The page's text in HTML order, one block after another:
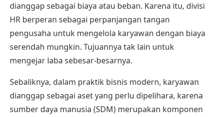
dianggap sebagai biaya atau beban. Karena itu, divisi
HR berperan sebagai perpanjangan tangan
pengusaha untuk mengelola karyawan dengan biaya
serendah mungkin. Tujuannya tak lain untuk
mengejar laba sebesar-besarnya.
Sebaliknya, dalam praktik bisnis modern, karyawan
dianggap sebagai aset yang perlu dipelihara, karena
sumber daya manusia (SDM) merupakan komponen